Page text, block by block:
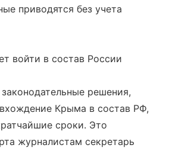
приводятся без учета
войти в состав России
решения,
Крыма в состав РФ,
сроки. Это
журналистам секретарь